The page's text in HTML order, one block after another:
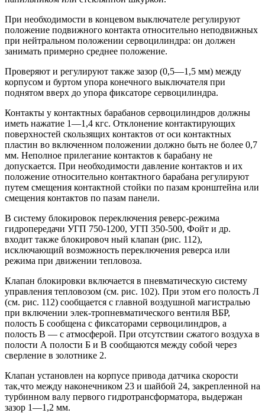
При необходимости в концевом выключателе регулируют
положение подвижного контакта относительно неподвижных
при нейтральном положении сервоцилиндра: он должен
занимать примерно среднее положение.
Проверяют и регулируют также зазор (0,5—1,5 мм) между
корпусом и буртом упора конечного выключателя при
поднятом вверх до упора фиксаторе сервоцилиндра.
Контакты у контактных барабанов сервоцилиндров должны
иметь нажатие 1—1,4 кгс. Отклонение контактирующих
поверхностей скользящих контактов от оси контактных
пластин во включенном положении должно быть не более 0,7
мм. Неполное прилегание контактов к барабану не
допускается. При необходимости давление контактов и их
положение относительно контактного барабана регулируют
путем смещения контактной стойки по пазам кронштейна или
смещения контактов по пазам панели.
В систему блокировок переключения реверс-режима
гидропередачи УГП 750-1200, УГП 350-500, Фойт и др.
входит также блокировоч ный клапан (рис. 112),
исключающий возможность переключения реверса или
режима при движении тепловоза.
Клапан блокировки включается в пневматическую систему
управления тепловозом (см. рис. 102). При этом его полость Л
(см. рис. 112) сообщается с главной воздушной магистралью
при включении элек-тропневматического вентиля ВБР,
полость Б сообщена с фиксаторами сервоцилиндров, а
полость В — с атмосферой. При отсутствии сжатого воздуха в
полости А полости Б и В сообщаются между собой через
сверление в золотнике 2.
Клапан установлен на корпусе привода датчика скорости
так,что между наконечником 23 и шайбой 24, закрепленной на
турбинном валу первого гидротрансформатора, выдержан
зазор 1—1,2 мм.